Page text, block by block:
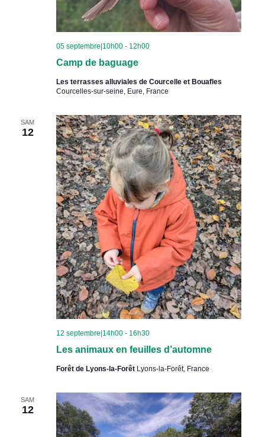
Camp de baguage
05 septembre|10h00- 12h00
Les terrasses alluviales de Courcelle et Bouafles
Courcelles-sur-seine, Eure, France
SAM
12
Les animaux en feuilles d’automne
12 septembre|14h00- 16h30
Forêt de Lyons-la-Forêt Lyons-la-Forêt, France
SAM
12